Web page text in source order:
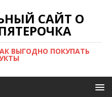
САЙТ О
ВЫГОДНО ПОКУПАТЬ